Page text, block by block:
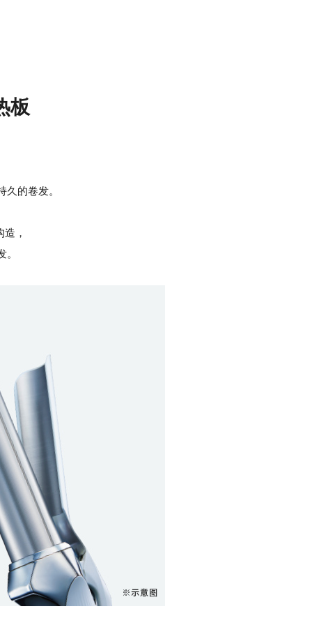
板
的卷发。
，